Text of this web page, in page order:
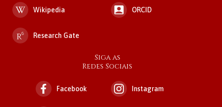
Wikipedia ORCID
Research Gate
Siga as
Redes Sociais
Facebook Instagram